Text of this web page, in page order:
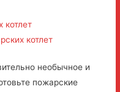
котлет
котлет
необычное и
пожарские